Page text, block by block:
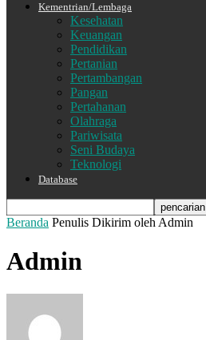
Kementrian/Lembaga
Kesehatan
Keuangan
Pendidikan
Pertanian
Pertambangan
Pangan
Pertahanan
Olahraga
Pariwisata
Seni Budaya
Teknologi
Database
Beranda Penulis Dikirim oleh Admin
Admin